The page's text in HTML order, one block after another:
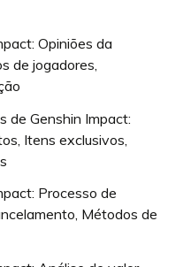
Opiniões da
de jogadores,
de Genshin Impact:
Itens exclusivos,
Processo de
Métodos de